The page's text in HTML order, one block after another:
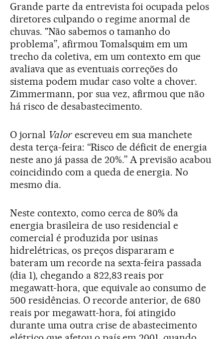
Grande parte da entrevista foi ocupada pelos
diretores culpando o regime anormal de
chuvas. "Não sabemos o tamanho do
problema”, afirmou Tomalsquim em um
trecho da coletiva, em um contexto em que
avaliava que as eventuais correções do
sistema podem mudar caso volte a chover.
Zimmermann, por sua vez, afirmou que não
há risco de desabastecimento.
O jornal Valorescreveu em sua manchete
desta terça-feira: “Risco de déficit de energia
neste ano já passa de 20%.” A previsão acabou
coincidindo com a queda de energia. No
mesmo dia.
Neste contexto, como cerca de 80% da
energia brasileira de uso residencial e
comercial é produzida por usinas
hidrelétricas, os preços dispararam e
bateram um recorde na sexta-feira passada
(dia 1), chegando a 822,83 reais por
megawatt-hora, que equivale ao consumo de
500 residências. O recorde anterior, de 680
reais por megawatt-hora, foi atingido
durante uma outra crise de abastecimento